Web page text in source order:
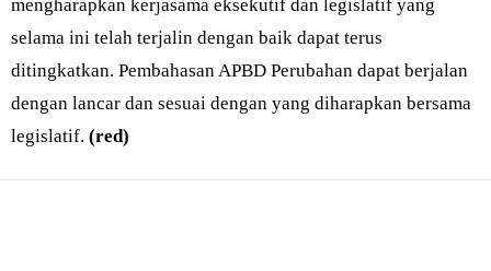
mengharapkan kerjasama eksekutif dan legislatif yang
selama ini telah terjalin dengan baik dapat terus
ditingkatkan. Pembahasan APBD Perubahan dapat berjalan
dengan lancar dan sesuai dengan yang diharapkan bersama
legislatif. (red)